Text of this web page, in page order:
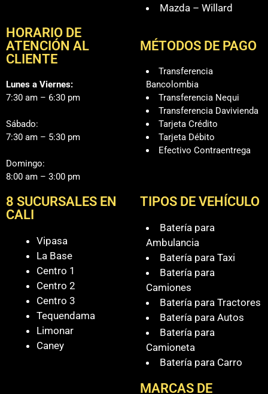
HORARIO DE
ATENCIÓN AL
CLIENTE
Lunes a Viernes:
7:30 am – 6:30 pm
Sábado:
7:30 am – 5:30 pm
Domingo:
8:00 am – 3:00 pm
Mazda – Willard
MÉTODOS DE PAGO
Transferencia
Bancolombia
Transferencia Nequi
Transferencia Davivienda
Tarjeta Crédito
Tarjeta Débito
Efectivo Contraentrega
8 SUCURSALES EN
CALI
Vipasa
La Base
Centro 1
Centro 2
Centro 3
Tequendama
Limonar
Caney
TIPOS DE VEHÍCULO
Batería para
Ambulancia
Batería para Taxi
Batería para
Camiones
Batería para Tractores
Batería para Autos
Batería para
Camioneta
Batería para Carro
MARCAS DE